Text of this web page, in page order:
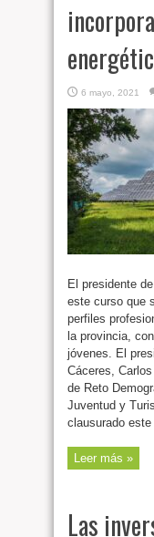
6 mayo, 2021
El presidente
este curso que
perfiles
la provincia,
jóvenes. El
Cáceres,
de Reto
Juventud y
clausurado
Leer más »
Las